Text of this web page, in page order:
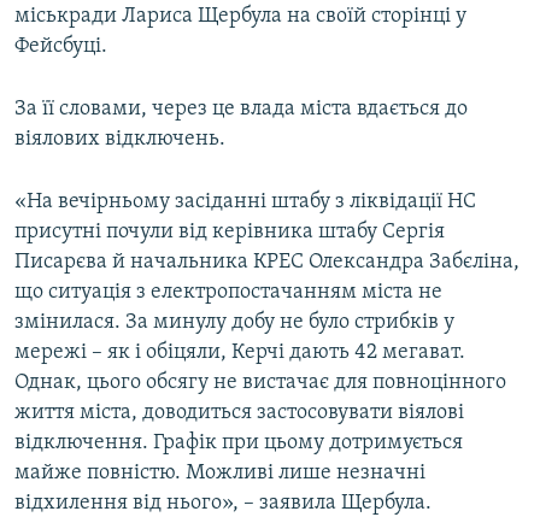
міськради Лариса Щербула на своїй сторінці у
Фейсбуці.
За її словами, через це влада міста вдається до
віялових відключень.
«На вечірньому засіданні штабу з ліквідації НС
присутні почули від керівника штабу Сергія
Писарєва й начальника КРЕС Олександра Забєліна,
що ситуація з електропостачанням міста не
змінилася. За минулу добу не було стрибків у
мережі – як і обіцяли, Керчі дають 42 мегават.
Однак, цього обсягу не вистачає для повноцінного
життя міста, доводиться застосовувати віялові
відключення. Графік при цьому дотримується
майже повністю. Можливі лише незначні
відхилення від нього», – заявила Щербула.